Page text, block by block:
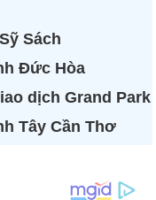
Sách
Đức Hòa
dịch Grand Park
Tây Cần Thơ